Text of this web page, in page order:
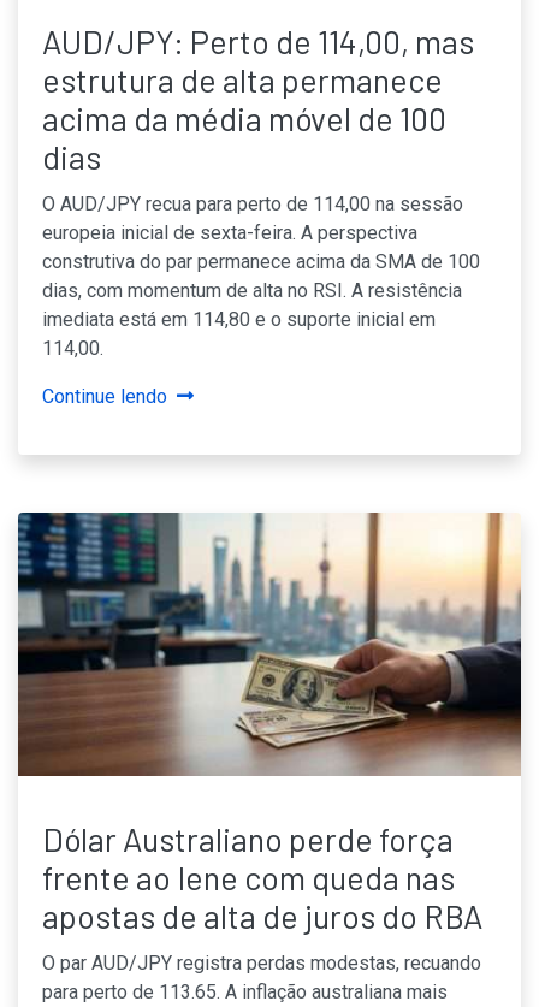
AUD/JPY: Perto de 114,00, mas
estrutura de alta permanece
acima da média móvel de 100
dias
O AUD/JPY recua para perto de 114,00 na sessão
europeia inicial de sexta-feira. A perspectiva
construtiva do par permanece acima da SMA de 100
dias, com momentum de alta no RSI. A resistência
imediata está em 114,80 e o suporte inicial em
114,00.
Continue lendo
Dólar Australiano perde força
frente ao Iene com queda nas
apostas de alta de juros do RBA
O par AUD/JPY registra perdas modestas, recuando
para perto de 113.65. A inflação australiana mais